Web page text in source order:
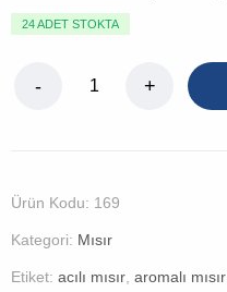
24 ADET STOKTA
Ürün Kodu: 169
Kategori: Mısır
Etiket: acılı mısır aromalı mısır